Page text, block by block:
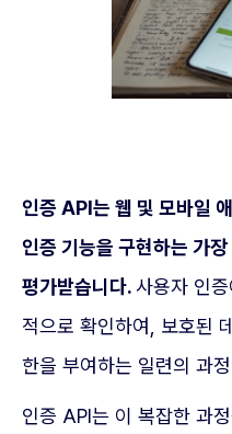
인증 API는 웹 및 모바일
인증 기능을 구현하는 가
평가받습니다. 사용자 인
적으로 확인하여, 보호된
한을 부여하는 일련의 과
인증 API는 이 복잡한 과